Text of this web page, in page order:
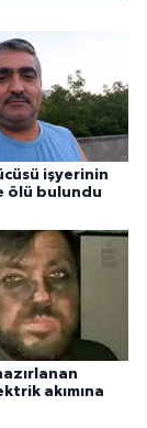
işyerinin
ölü bulundu
akımına